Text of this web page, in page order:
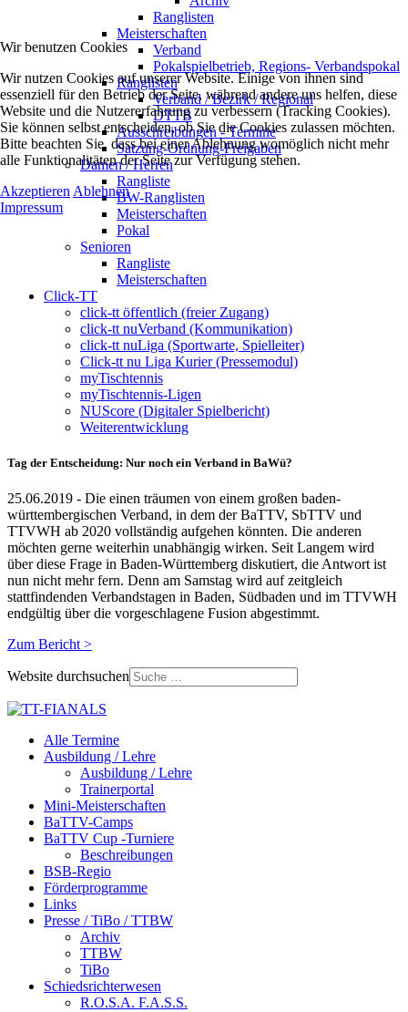
Ranglisten
Meisterschaften
Verband
Pokalspielbetrieb, Regions- Verbandspokal
Ranglisten
Verband / Bezirk / Regional
DTTB
Ausschreibungen - Termine
Satzung-Ordnung-Freigaben
Damen / Herren
Rangliste
BW-Ranglisten
Meisterschaften
Pokal
Senioren
Rangliste
Meisterschaften
Click-TT
click-tt öffentlich (freier Zugang)
click-tt nuVerband (Kommunikation)
click-tt nuLiga (Sportwarte, Spielleiter)
Click-tt nu Liga Kurier (Pressemodul)
myTischtennis
myTischtennis-Ligen
NUScore (Digitaler Spielbericht)
Weiterentwicklung
Tag der Entscheidung: Nur noch ein Verband in BaWü?
25.06.2019 - Die einen träumen von einem großen baden-
württembergischen Verband, in dem der BaTTV, SbTTV und
TTVWH ab 2020 vollständig aufgehen könnten. Die anderen
möchten gerne weiterhin unabhängig wirken. Seit Langem wird
über diese Frage in Baden-Württemberg diskutiert, die Antwort ist
nun nicht mehr fern. Denn am Samstag wird auf zeitgleich
stattfindenden Verbandstagen in Baden, Südbaden und im TTVWH
endgültig über die vorgeschlagene Fusion abgestimmt.
Zum Bericht >
Website durchsuchen
Alle Termine
Ausbildung / Lehre
Ausbildung / Lehre
Trainerportal
Mini-Meisterschaften
BaTTV-Camps
BaTTV Cup -Turniere
Beschreibungen
BSB-Regio
Förderprogramme
Links
Presse / TiBo / TTBW
Archiv
TTBW
TiBo
Schiedsrichterwesen
R.O.S.A. F.A.S.S.
Wir benutzen Cookies
Wir nutzen Cookies auf unserer Website. Einige von ihnen sind
essenziell für den Betrieb der Seite, während andere uns helfen, diese
Website und die Nutzererfahrung zu verbessern (Tracking Cookies).
Sie können selbst entscheiden, ob Sie die Cookies zulassen möchten.
Bitte beachten Sie, dass bei einer Ablehnung womöglich nicht mehr
alle Funktionalitäten der Seite zur Verfügung stehen.
Akzeptieren Ablehnen
Impressum